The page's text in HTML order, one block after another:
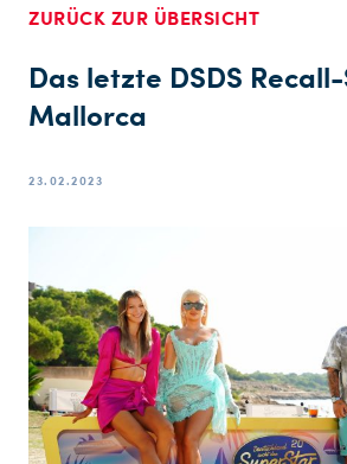
ZURÜCK ZUR ÜBERSICHT
Das letzte DSDS
Mallorca
23.02.2023